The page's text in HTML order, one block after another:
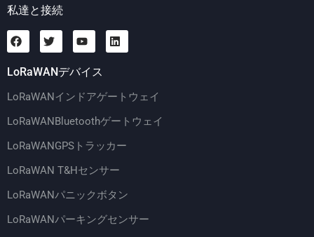
私達と接続
LoRaWANデバイス
LoRaWANインドアゲートウェイ
LoRaWANBluetoothゲートウェイ
LoRaWANGPSトラッカー
LoRaWAN T&Hセンサー
LoRaWANパニックボタン
LoRaWANパーキングセンサー